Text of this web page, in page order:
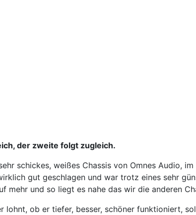
der zweite folgt zugleich.
schickes, weißes Chassis von Omnes Audio,
gut geschlagen und war trotz eines sehr
mehr und so liegt es nahe das wir die anderen
lohnt, ob er tiefer, besser, schöner funktioniert,